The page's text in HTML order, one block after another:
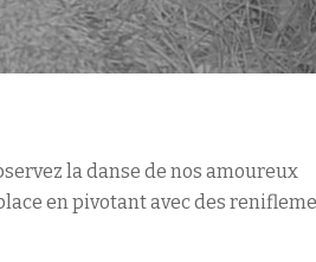
la danse de nos amoureux
en pivotant avec des